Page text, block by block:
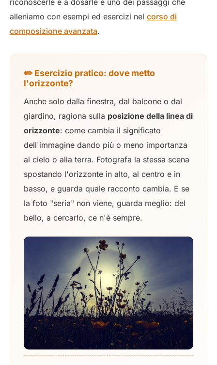
riconoscerle e a dosarle è uno dei passaggi che
alleniamo con esempi ed esercizi nel corso di
composizione avanzata.
✏️ Esercizio pratico: dove metto
l'orizzonte?
Anche solo dalla finestra, dal balcone o dal
giardino, ragiona sulla posizione della linea di
orizzonte: come cambia il significato
dell'immagine dando più o meno importanza
al cielo o alla terra. Fotografa la stessa scena
spostando l'orizzonte in alto, al centro e in
basso, e guarda quale racconto cambia. E se
la foto "seria" non viene, guarda meglio: del
bello, a cercarlo, ce n'è sempre.